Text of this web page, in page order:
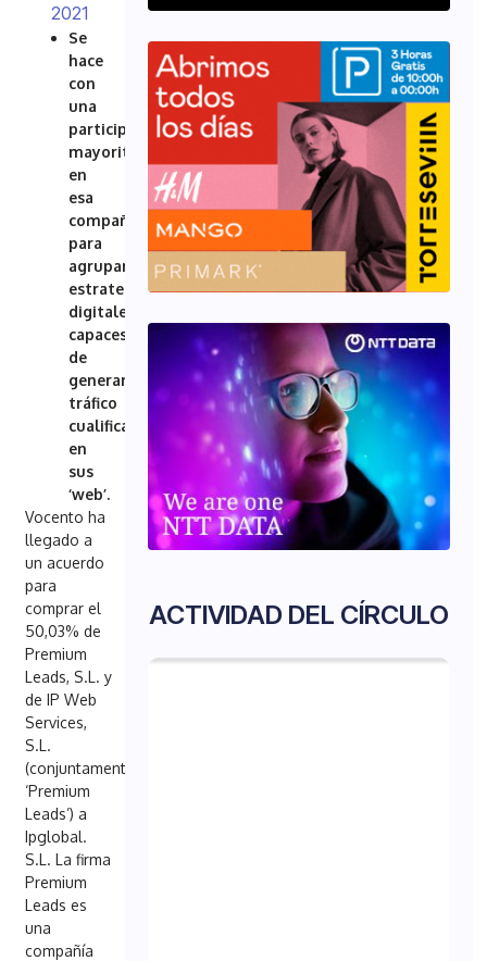
2021
Se
hace
con
una
participación
mayoritaria
en
esa
compañía
para
agrupar
estrategias
digitales
capaces
de
generar
tráfico
cualificado
en
sus
‘web’.
Vocento ha
llegado a
un acuerdo
para
comprar el
50,03% de
Premium
Leads, S.L. y
de IP Web
Services,
S.L.
(conjuntamente,
‘Premium
Leads’) a
Ipglobal.
S.L. La firma
Premium
Leads es
una
compañía
ACTIVIDAD DEL CÍRCULO